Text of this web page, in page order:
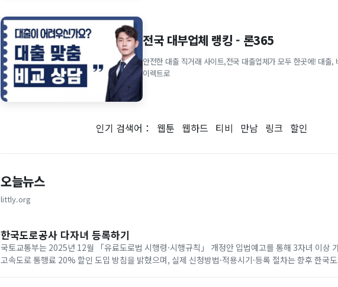
전국 대부업체 랭킹 - 론365
안전한 대출 직거래 사이트,전국 대출업체가 모두 한곳에! 대출,
이렉트로
인기 검색어： 웹툰 웹하드 티비 만남 링크 할인
오늘뉴스
littly.org
한국도로공사 다자녀 등록하기
국토교통부는 2025년 12월 「유료도로법 시행령·시행규칙」 개정안 입법예고를 통해 3자녀 이상
고속도로 통행료 20% 할인 도입 방침을 밝혔으며, 실제 신청방법·적용시기·등록 절차는 향후 한국